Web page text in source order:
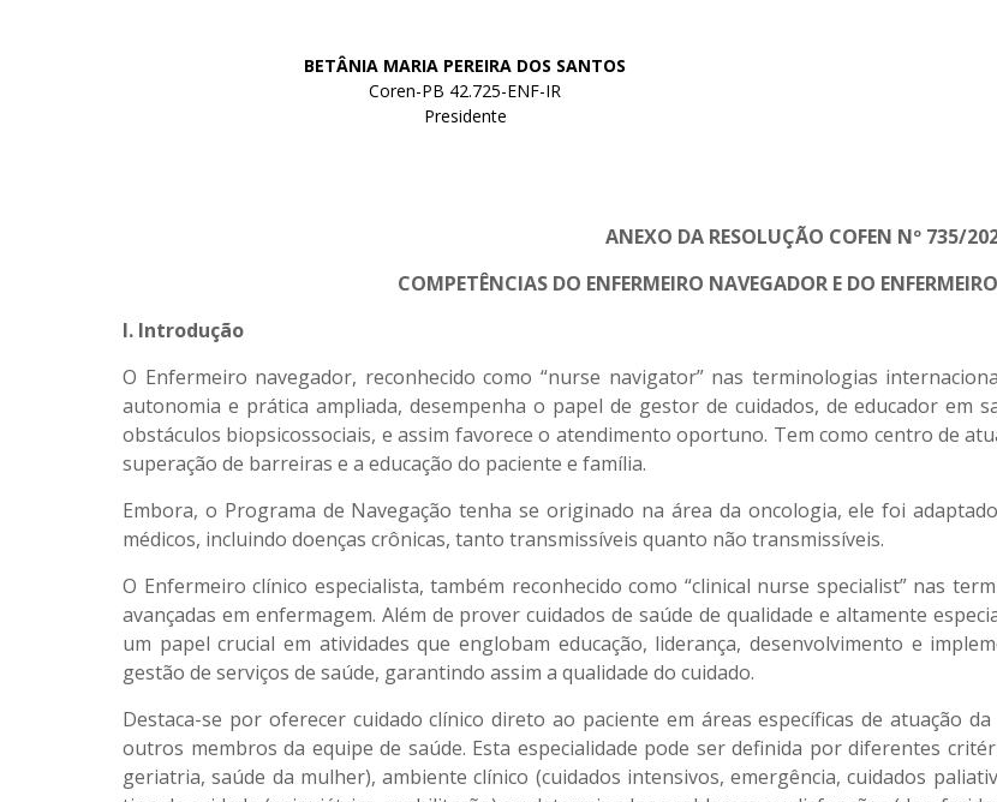
BETÂNIA MARIA PEREIRA DOS SANTOS
Coren-PB 42.725-ENF-IR
Presidente
ANEXO DA RESOLUÇÃO COFEN Nº 735/
COMPETÊNCIAS DO ENFERMEIRO NAVEGADOR E DO
I. Introdução
O Enfermeiro navegador, reconhecido como “nurse navigator” nas terminologias
autonomia e prática ampliada, desempenha o papel de gestor de cuidados, de educador em
obstáculos biopsicossociais, e assim favorece o atendimento oportuno. Tem como centro de
superação de barreiras e a educação do paciente e família.
Embora, o Programa de Navegação tenha se originado na área da oncologia, ele foi
médicos, incluindo doenças crônicas, tanto transmissíveis quanto não transmissíveis.
O Enfermeiro clínico especialista, também reconhecido como “clinical nurse specialist” nas
avançadas em enfermagem. Além de prover cuidados de saúde de qualidade e altamente
um papel crucial em atividades que englobam educação, liderança, desenvolvimento e
gestão de serviços de saúde, garantindo assim a qualidade do cuidado.
Destaca-se por oferecer cuidado clínico direto ao paciente em áreas específicas de atuação
outros membros da equipe de saúde. Esta especialidade pode ser definida por diferentes
geriatria, saúde da mulher), ambiente clínico (cuidados intensivos, emergência, cuidados